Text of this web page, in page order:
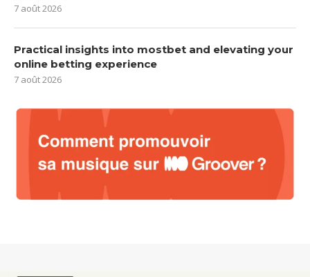
7 août 2026
Practical insights into mostbet and elevating your
online betting experience
7 août 2026